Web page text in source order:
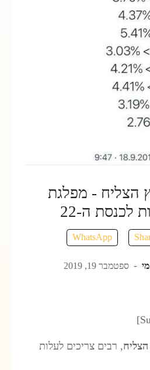
הצליח - מפלגת
לכנסת ה-22
WhatsApp
ספטמבר 19, 2019
, רבים צריכים לעלות